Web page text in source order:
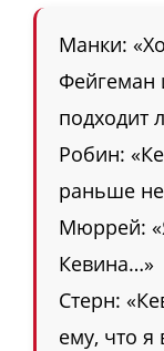
Манки:
Фейгеман
подходит
Робин:
раньше
Мюррей:
Кевина…»
Стерн:
ему, что я